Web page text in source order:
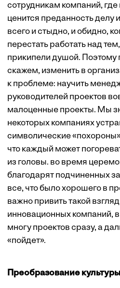
сотрудникам компаний,
ценится преданность делу
всего и стыдно, и обидно,
перестать работать над
прикипели душой. Поэтому
скажем, изменить в
к проблеме: научить
руководителей проектов
малоценные проекты. Мы
некоторых компаниях
символические
что каждый может
из головы. во время
благодарят подчиненных
все, что было хорошего в
важно привить такой
инновационных компаний,
многу проектов сразу, а
«пойдет».
Преобразование